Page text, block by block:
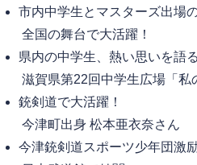
市内中学生とマスターズ出場
全国の舞台で大活躍！
県内の中学生、熱い思いを語
滋賀県第22回中学生広場「私
銃剣道で大活躍！
今津町出身 松本亜衣奈さん
今津銃剣道スポーツ少年団激